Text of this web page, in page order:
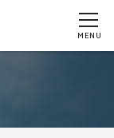
MENU